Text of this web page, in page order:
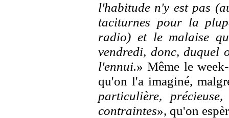
l'habitude n'y est pas
taciturnes pour la
radio) et le malaise
vendredi, donc, duquel
l'ennui.» Même le
qu'on l'a imaginé,
particulière,
contraintes», qu'on